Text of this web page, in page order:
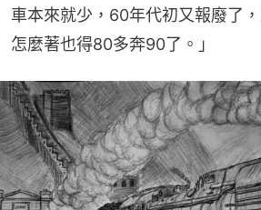
車本來就少，60年代初又報廢了
怎麼著也得80多奔90了。」